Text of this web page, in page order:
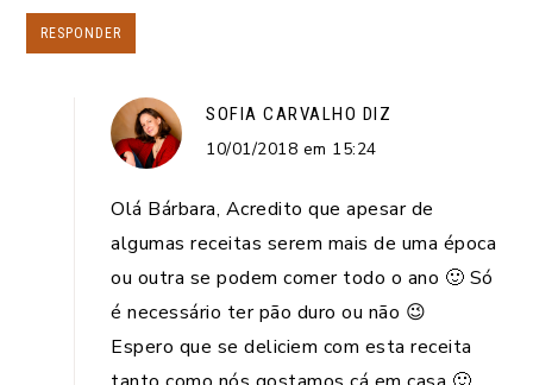
RESPONDER
SOFIA CARVALHO DIZ
10/01/2018 em 15:24
Olá Bárbara, Acredito que apesar de
algumas receitas serem mais de uma época
ou outra se podem comer todo o ano 🙂 Só
é necessário ter pão duro ou não 😉
Espero que se deliciem com esta receita